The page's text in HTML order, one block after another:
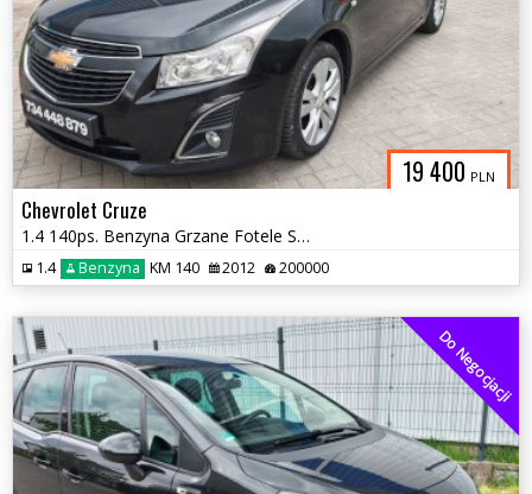
19 400 PLN
Chevrolet Cruze
1.4 140ps. Benzyna Grzane Fotele Skóra Navi Model 2013
1.4 Benzyna KM 140 2012 200000
Do Negocjacji